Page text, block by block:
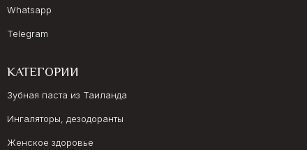
Whatsapp
Telegram
КАТЕГОРИИ
Зубная паста из Таиланда
Ингаляторы, дезодоранты
Женское здоровье